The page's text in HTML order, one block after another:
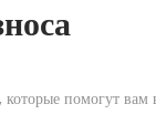
помогут вам